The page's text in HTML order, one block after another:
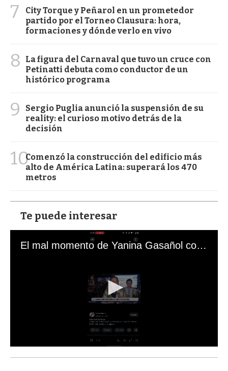
7
City Torque y Peñarol en un prometedor
partido por el Torneo Clausura: hora,
formaciones y dónde verlo en vivo
8
La figura del Carnaval que tuvo un cruce con
Petinatti debuta como conductor de un
histórico programa
9
Sergio Puglia anunció la suspensión de su
reality: el curioso motivo detrás de la
decisión
10Comenzó la construcción del edificio más
alto de América Latina: superará los 470
metros
Te puede interesar
El mal momento de Yanina Gasañol con un hincha argentino en "Subrayado"
s